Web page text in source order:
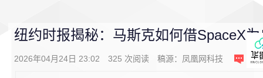
纽约时报揭秘：马斯克如何借SpaceX
2026年04月24日 23:02 325 次阅读 稿源： 凤凰网科技 0条